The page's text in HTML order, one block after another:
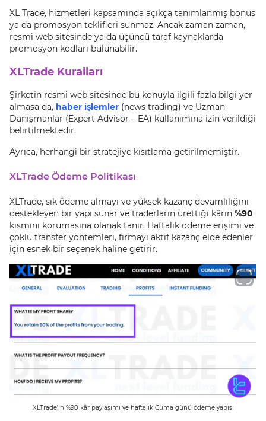
XL Trade, hizmetleri kapsamında açıkça tanımlanmış bonus
ya da promosyon teklifleri sunmaz. Ancak zaman zaman,
resmi web sitesinde ya da üçüncü taraf kaynaklarda
promosyon kodları bulunabilir.
XLTrade Kuralları
Şirketin resmi web sitesinde bu konuyla ilgili fazla bilgi yer
almasa da, haber işlemler (news trading) ve Uzman
Danışmanlar (Expert Advisor – EA) kullanımına izin verildiği
belirtilmektedir.
Ayrıca, herhangi bir stratejiye kısıtlama getirilmemiştir.
XLTrade Ödeme Politikası
XLTrade, sık ödeme almayı ve yüksek kazanç devamlılığını
destekleyen bir yapı sunar ve traderların ürettiği kârın %90
kısmını korumasına olanak tanır. Haftalık ödeme erişimi ve
çoklu transfer yöntemleri, firmayı aktif kazanç elde edenler
için esnek bir seçenek haline getirir.
XLTrade’in %90 kâr paylaşımı ve haftalık Cuma günü ödeme yapısı